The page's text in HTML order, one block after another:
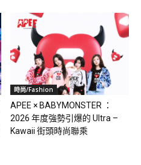
時尚/Fashion
APEE × BABYMONSTER ：
2026 年度強勢引爆的 Ultra –
Kawaii 街頭時尚聯乘